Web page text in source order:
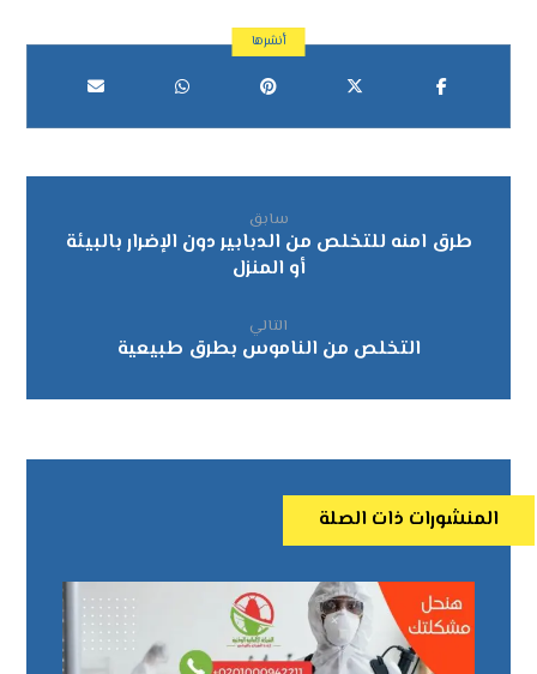
سابق
طرق امنه للتخلص من الدبابير دون الإضرار بالبيئة
أو المنزل
التالي
التخلص من الناموس بطرق طبيعية
المنشورات ذات الصلة